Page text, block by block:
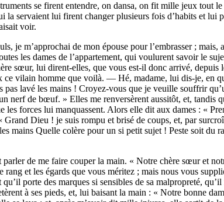
se firent entendre, on dansa, on fit mille jeux tout
servaient lui firent changer plusieurs fois d’habits et lui
voir.
je m’approchai de mon épouse pour l’embrasser ; mais,
les dames de l’appartement, qui voulurent savoir le
sœur, lui dirent-elles, que vous est-il donc arrivé, depuis
vilain homme que voilà. — Hé, madame, lui dis-je, en
lavé les mains ! Croyez-vous que je veuille souffrir
nerf de bœuf. » Elles me renversèrent aussitôt, et, tandis
forces lui manquassent. Alors elle dit aux dames : «
Dieu ! je suis rompu et brisé de coups, et, par
mains Quelle colère pour un si petit sujet ! Peste soit du
de me faire couper la main. « Notre chère sœur et
et les égards que vous méritez ; mais nous vous
porte des marques si sensibles de sa malpropreté, qu’il
à ses pieds, et, lui baisant la main : « Notre bonne